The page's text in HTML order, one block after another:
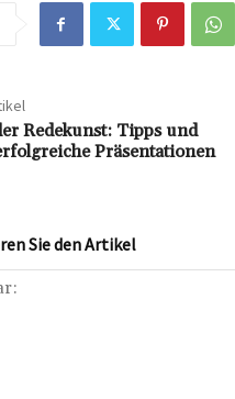
Redekunst: Tipps und
Präsentationen
Sie den Artikel